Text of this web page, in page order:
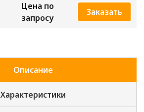
Цена по
запросу
Заказать
Описание
Характеристики